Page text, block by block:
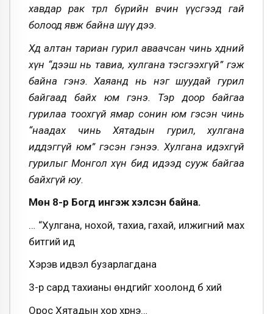
хавдар рак төрөл бүрийн өвчин үүсгээд гай
болоод явж байна шүү дээ.
Хөдөө алтан тариан гурил аваачсан чинь хөдөөний
хүн “дээш нь тавиа, хулгана тэсгээхгүй” гэж
байна гэнэ.Хаяанд нь нэг шуудай гурил
байгаад байх юм гэнэ. Тэр доор байгаа
гурилаа тоохгүй ямар сонин юм гэсэн чинь
“наадах чинь Хятадын гурил, хулгана
иддэггүй юм” гэсэн гэнээ. Хулгана идэхгүй
гурилыг Монгол хүн бид идээд сууж байгаа
байхгүй юу.
Мөн 8-р Богд ингэж хэлсэн байна.
… “Хулгана, нохой, тахиа, гахай, илжигний мах
битгий ид
Хэрэв идвэл бузарлагдана
3-р сард тахианы өндгийг хоолонд бүү хий
Орос Хятадын хор хүрнэ…